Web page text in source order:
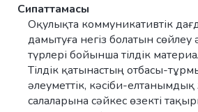
Сипаттамасы
Оқулықта коммуникативтік
дамытуға негіз болатын сөйлеу
түрлері бойынша тілдік
Тілдік қатынастың отбасы-
әлеуметтік, кәсіби-
салаларына сәйкес өзекті